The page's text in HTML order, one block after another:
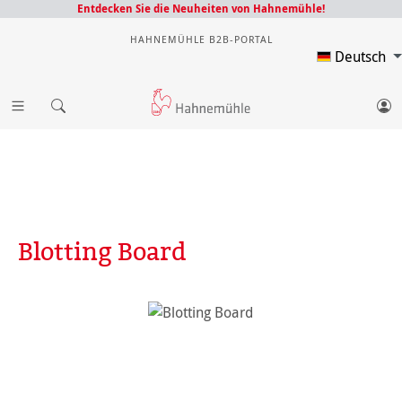
Entdecken Sie die Neuheiten von Hahnemühle!
HAHNEMÜHLE B2B-PORTAL
Deutsch
Blotting Board
Bildergalerie überspringen